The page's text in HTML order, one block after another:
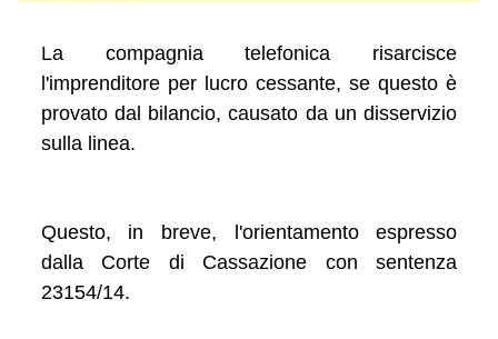
La compagnia telefonica risarcisce
l'imprenditore per lucro cessante, se questo è
provato dal bilancio, causato da un disservizio
sulla linea.
Questo, in breve, l'orientamento espresso
dalla Corte di Cassazione con sentenza
23154/14.